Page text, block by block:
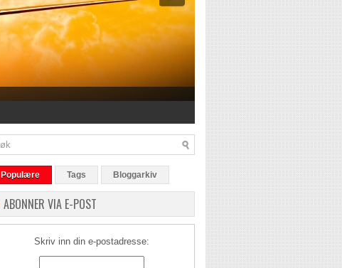
Populære Tags Bloggarkiv
ABONNER VIA E-POST
Skriv inn din e-postadresse: